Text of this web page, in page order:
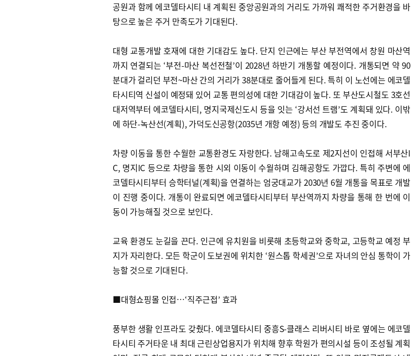
공원과 함께 에코델타시티 내 계획된 중앙공원과의 거리도 가까워 쾌적한 주거환경을 바
탕으로 높은 주거 만족도가 기대된다.
대형 교통개발 호재에 대한 기대감도 높다. 단지 인근에는 부산 부전역에서 창원 마산역
까지 연결되는 ‘부전-마산 복선전철’이 2028년 하반기 개통할 예정이다. 개통되면 약 90
분대가 걸리던 부전~마산 간의 거리가 38분대로 줄어들게 된다. 특히 이 노선에는 에코델
타시티역 신설이 예정돼 있어 교통 편의성에 대한 기대감이 높다. 또 부산도시철도 3호선
대저역부터 에코델타시티, 명지국제신도시 등을 잇는 ‘강서선 트램’도 계획돼 있다. 이밖
에 하단-녹산선(계획), 가덕도신공항(2035년 개항 예정) 등의 개발도 추진 중이다.
차량 이동을 통한 수월한 교통환경도 자랑한다. 남해고속도로 제2지선이 인접해 서부산I
C, 명지IC 등으로 차량을 통한 시외 이동이 수월하며 김해공항도 가깝다. 특히 주변에 에
코델타시티부터 승학터널(계획)을 연결하는 엄궁대교가 2030년 6월 개통을 목표로 개발
이 진행 중이다. 개통이 완료되면 에코델타시티부터 부산역까지 차량을 통해 한 번에 이
동이 가능해질 것으로 보인다.
교육 환경도 눈길을 끈다. 인근에 유치원을 비롯해 초등학교와 중학교, 고등학교 예정 부
지가 자리한다. 모든 학군이 도보권에 위치한 ‘원스톱 학세권’으로 자녀의 안심 통학이 가
능할 것으로 기대된다.
■대형쇼핑몰 인접…‘직주근접’ 효과
풍부한 생활 인프라도 갖췄다. 에코델타시티 중흥S-클래스 리버시티 바로 옆에는 에코델
타시티 주거타운 내 최대 근린상업용지가 위치해 향후 학원가 편의시설 등이 조성될 계획